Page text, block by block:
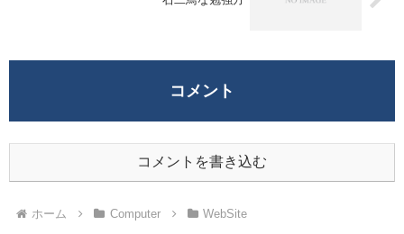
コメント
コメントを書き込む
ホーム Computer WebSite